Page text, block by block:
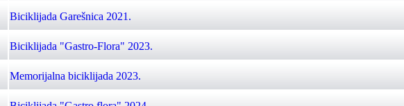
Biciklijada Garešnica 2021.
Biciklijada "Gastro-Flora" 2023.
Memorijalna biciklijada 2023.